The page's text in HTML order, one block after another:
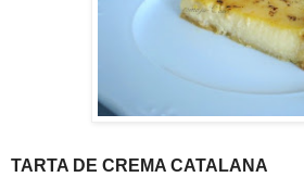
TARTA DE CREMA CATALANA